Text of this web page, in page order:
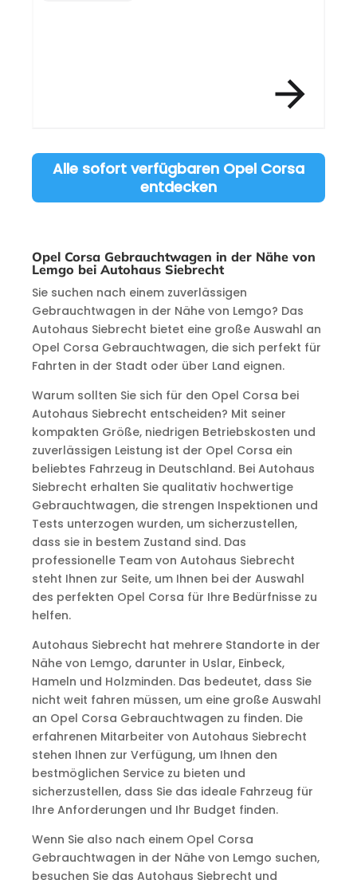
Alle sofort verfügbaren Opel Corsa
entdecken
Opel Corsa Gebrauchtwagen in der Nähe von
Lemgo bei Autohaus Siebrecht
Sie suchen nach einem zuverlässigen
Gebrauchtwagen in der Nähe von Lemgo? Das
Autohaus Siebrecht bietet eine große Auswahl an
Opel Corsa Gebrauchtwagen, die sich perfekt für
Fahrten in der Stadt oder über Land eignen.
Warum sollten Sie sich für den Opel Corsa bei
Autohaus Siebrecht entscheiden? Mit seiner
kompakten Größe, niedrigen Betriebskosten und
zuverlässigen Leistung ist der Opel Corsa ein
beliebtes Fahrzeug in Deutschland. Bei Autohaus
Siebrecht erhalten Sie qualitativ hochwertige
Gebrauchtwagen, die strengen Inspektionen und
Tests unterzogen wurden, um sicherzustellen,
dass sie in bestem Zustand sind. Das
professionelle Team von Autohaus Siebrecht
steht Ihnen zur Seite, um Ihnen bei der Auswahl
des perfekten Opel Corsa für Ihre Bedürfnisse zu
helfen.
Autohaus Siebrecht hat mehrere Standorte in der
Nähe von Lemgo, darunter in Uslar, Einbeck,
Hameln und Holzminden. Das bedeutet, dass Sie
nicht weit fahren müssen, um eine große Auswahl
an Opel Corsa Gebrauchtwagen zu finden. Die
erfahrenen Mitarbeiter von Autohaus Siebrecht
stehen Ihnen zur Verfügung, um Ihnen den
bestmöglichen Service zu bieten und
sicherzustellen, dass Sie das ideale Fahrzeug für
Ihre Anforderungen und Ihr Budget finden.
Wenn Sie also nach einem Opel Corsa
Gebrauchtwagen in der Nähe von Lemgo suchen,
besuchen Sie das Autohaus Siebrecht und